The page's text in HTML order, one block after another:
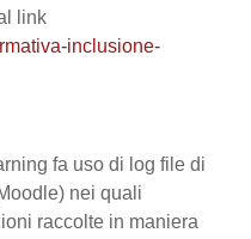
link
inclusione-
fa uso di log file di
nei quali
raccolte in maniera